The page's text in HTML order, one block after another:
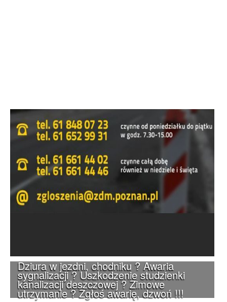
Dziura w jezdni, chodniku ? Awaria
sygnalizacji ? Uszkodzenie studzienki
kanalizacji deszczowej ? Zimowe
utrzymanie ? Zgłoś awarię, dzwoń !!!